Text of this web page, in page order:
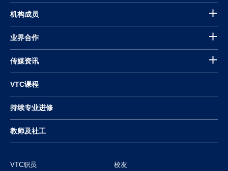
机构成员
业界合作
传媒资讯
VTC课程
持续专业进修
教师及社工
VTC职员 校友